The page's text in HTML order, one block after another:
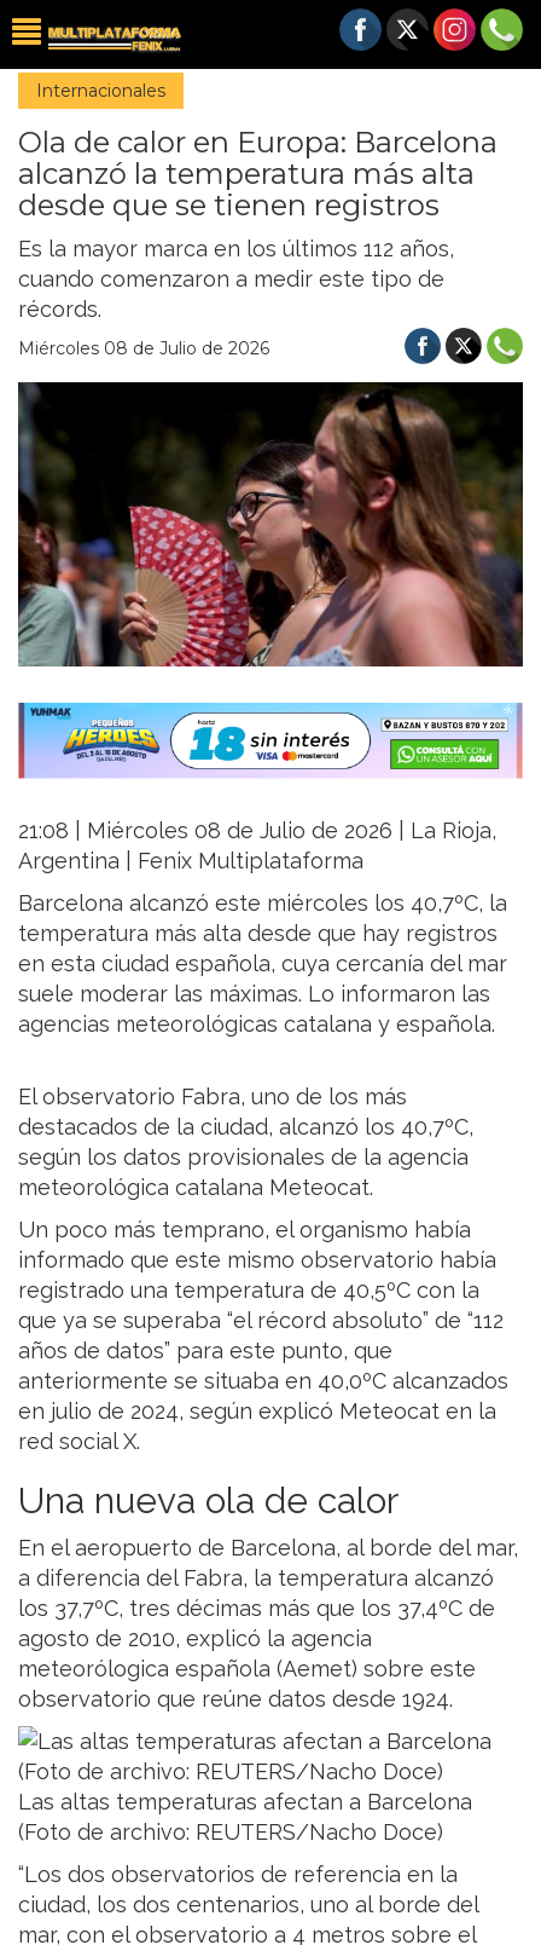
Internacionales
Ola de calor en Europa: Barcelona
alcanzó la temperatura más alta
desde que se tienen registros
Es la mayor marca en los últimos 112 años,
cuando comenzaron a medir este tipo de
récords.
Miércoles 08 de Julio de 2026
21:08 | Miércoles 08 de Julio de 2026 | La Rioja,
Argentina | Fenix Multiplataforma
Barcelona alcanzó este miércoles los 40,7ºC, la
temperatura más alta desde que hay registros
en esta ciudad española, cuya cercanía del mar
suele moderar las máximas. Lo informaron las
agencias meteorológicas catalana y española.
El observatorio Fabra, uno de los más
destacados de la ciudad, alcanzó los 40,7ºC,
según los datos provisionales de la agencia
meteorológica catalana Meteocat.
Un poco más temprano, el organismo había
informado que este mismo observatorio había
registrado una temperatura de 40,5ºC con la
que ya se superaba “el récord absoluto” de “112
años de datos” para este punto, que
anteriormente se situaba en 40,0ºC alcanzados
en julio de 2024, según explicó Meteocat en la
red social X.
Una nueva ola de calor
En el aeropuerto de Barcelona, al borde del mar,
a diferencia del Fabra, la temperatura alcanzó
los 37,7ºC, tres décimas más que los 37,4ºC de
agosto de 2010, explicó la agencia
meteorólogica española (Aemet) sobre este
observatorio que reúne datos desde 1924.
Las altas temperaturas afectan a Barcelona
(Foto de archivo: REUTERS/Nacho Doce)
“Los dos observatorios de referencia en la
ciudad, los dos centenarios, uno al borde del
mar, con el observatorio a 4 metros sobre el